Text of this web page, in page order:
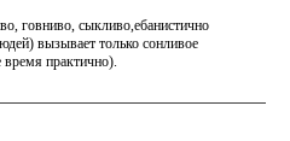
говниво, сыкливо,ебанистично
вызывает только сонливое
практично).